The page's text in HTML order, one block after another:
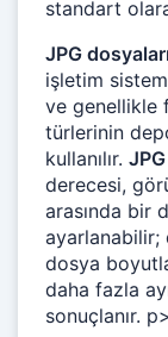
standart
JPG
işletim
ve genellikle
türlerinin
kullanılır.
derecesi,
arasında bir
ayarlanabilir;
dosya
daha fazla
sonuçlanır. p>